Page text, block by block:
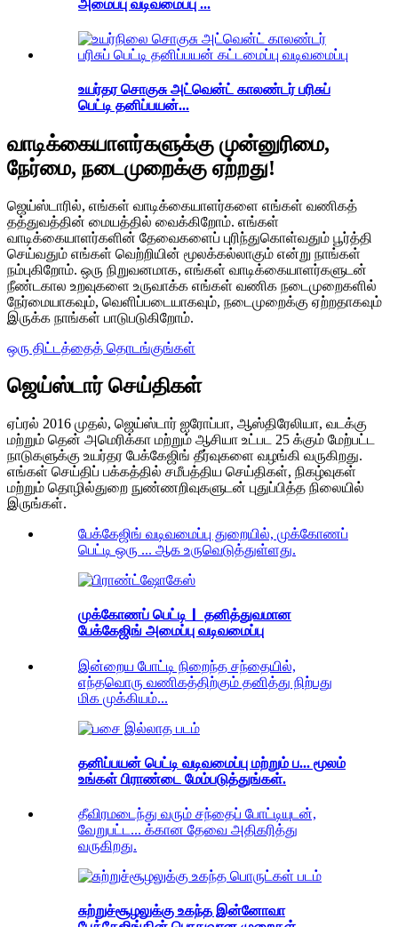
அமைப்பு வடிவமைப்பு ...
உயர்தர சொகுசு அட்வென்ட் காலண்டர் பரிசுப்
பெட்டி தனிப்பயன்...
வாடிக்கையாளர்களுக்கு முன்னுரிமை,
நேர்மை, நடைமுறைக்கு ஏற்றது!
ஜெய்ஸ்டாரில், எங்கள் வாடிக்கையாளர்களை எங்கள் வணிகத்
தத்துவத்தின் மையத்தில் வைக்கிறோம். எங்கள்
வாடிக்கையாளர்களின் தேவைகளைப் புரிந்துகொள்வதும் பூர்த்தி
செய்வதும் எங்கள் வெற்றியின் மூலக்கல்லாகும் என்று நாங்கள்
நம்புகிறோம். ஒரு நிறுவனமாக, எங்கள் வாடிக்கையாளர்களுடன்
நீண்டகால உறவுகளை உருவாக்க எங்கள் வணிக நடைமுறைகளில்
நேர்மையாகவும், வெளிப்படையாகவும், நடைமுறைக்கு ஏற்றதாகவும்
இருக்க நாங்கள் பாடுபடுகிறோம்.
ஒரு திட்டத்தைத் தொடங்குங்கள்
ஜெய்ஸ்டார் செய்திகள்
ஏப்ரல் 2016 முதல், ஜெய்ஸ்டார் ஐரோப்பா, ஆஸ்திரேலியா, வடக்கு
மற்றும் தென் அமெரிக்கா மற்றும் ஆசியா உட்பட 25 க்கும் மேற்பட்ட
நாடுகளுக்கு உயர்தர பேக்கேஜிங் தீர்வுகளை வழங்கி வருகிறது.
எங்கள் செய்திப் பக்கத்தில் சமீபத்திய செய்திகள், நிகழ்வுகள்
மற்றும் தொழில்துறை நுண்ணறிவுகளுடன் புதுப்பித்த நிலையில்
இருங்கள்.
பேக்கேஜிங் வடிவமைப்பு துறையில், முக்கோணப்
பெட்டி ஒரு ... ஆக உருவெடுத்துள்ளது.
முக்கோணப் பெட்டி｜ தனித்துவமான
பேக்கேஜிங் அமைப்பு வடிவமைப்பு
இன்றைய போட்டி நிறைந்த சந்தையில்,
எந்தவொரு வணிகத்திற்கும் தனித்து நிற்பது
மிக முக்கியம்...
தனிப்பயன் பெட்டி வடிவமைப்பு மற்றும் ப... மூலம்
உங்கள் பிராண்டை மேம்படுத்துங்கள்.
தீவிரமடைந்து வரும் சந்தைப் போட்டியுடன்,
வேறுபட்ட... க்கான தேவை அதிகரித்து
வருகிறது.
சுற்றுச்சூழலுக்கு உகந்த இன்னோவா